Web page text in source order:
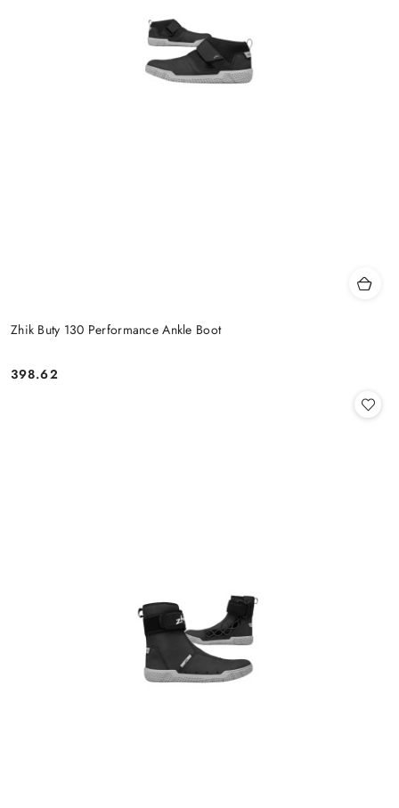
Zhik Buty 130 Performance Ankle Boot
Cena:
398.62